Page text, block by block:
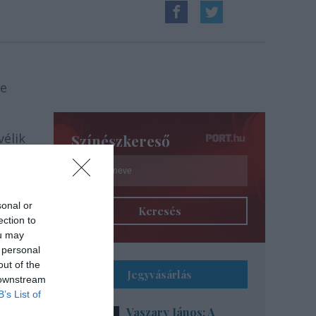
or
to
may
of the
List of
Színészkereső
Keresés
Jegyvásárlás
Vaszary János: A